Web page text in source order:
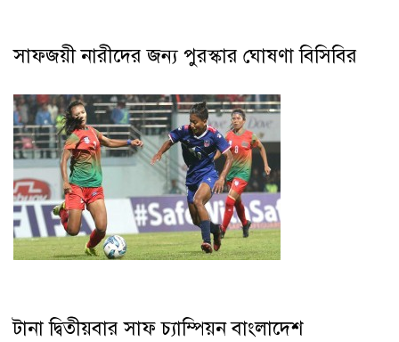
সাফজয়ী নারীদের জন্য পুরস্কার ঘোষণা বিসিবির
টানা দ্বিতীয়বার সাফ চ্যাম্পিয়ন বাংলাদেশ